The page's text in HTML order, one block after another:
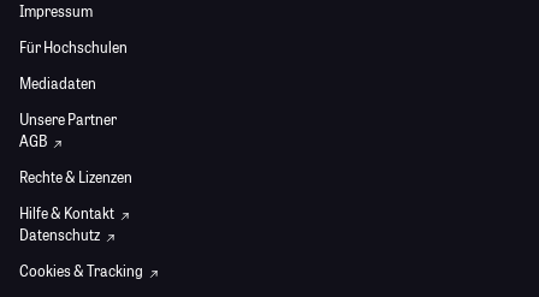
Impressum
Für Hochschulen
Mediadaten
Unsere Partner
AGB
Rechte & Lizenzen
Hilfe & Kontakt
Datenschutz
Cookies & Tracking